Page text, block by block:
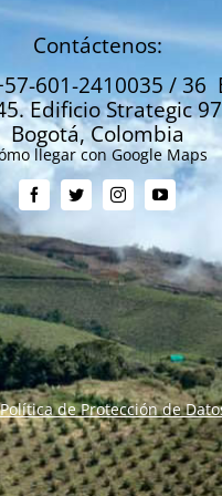
Contáctenos:
601-2410035 / 36
Edificio Strategic
Bogotá, Colombia
llegar con Google Maps
Política de Protección de